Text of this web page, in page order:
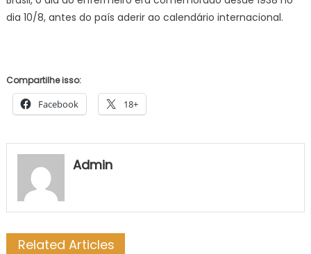
dia 10/8, antes do país aderir ao calendário internacional.
Compartilhe isso:
Facebook 18+
Admin
Related Articles